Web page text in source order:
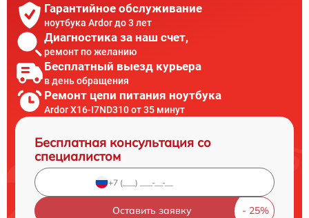
Гарантийное обслуживание
ноутбука Ardor до 3 лет
Диагностика за наш счет,
ремонт по желанию
Бесплатный выезд курьера
в день обращения
Ремонт цепи питания ноутбука
Ardor X16-I7ND310 от 35 минут
Бесплатная консультация со
специалистом
Оставить заявку